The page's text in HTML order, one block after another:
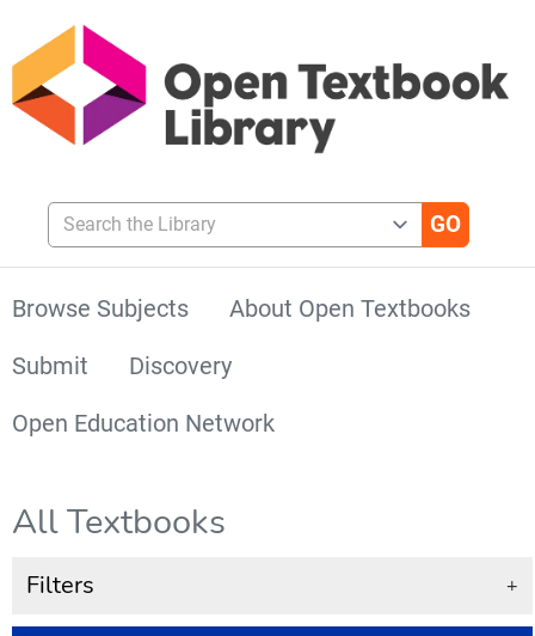
Search the Library
Browse Subjects
About Open Textbooks
Submit
Discovery
Open Education Network
All Textbooks
Filters +